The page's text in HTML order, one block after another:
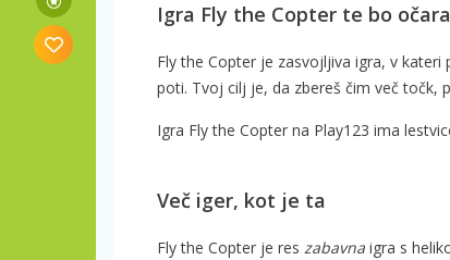
Igra Fly the Copter te bo
Fly the Copter je zasvojljiva igra, v
poti. Tvoj cilj je, da zbereš čim več točk,
Igra Fly the Copter na Play123 ima
Več iger, kot je ta
Fly the Copter je res zabavna igra s